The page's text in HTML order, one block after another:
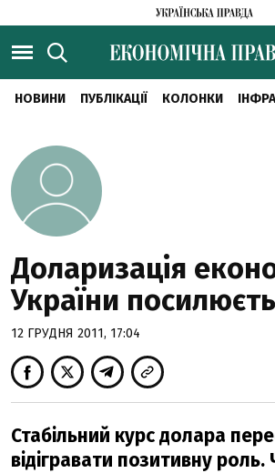
НОВИНИ ПУБЛІКАЦІЇ КОЛОНКИ
Доларизація
України
12 ГРУДНЯ 2011, 17:04
Стабільний курс долара
відігравати позитивну